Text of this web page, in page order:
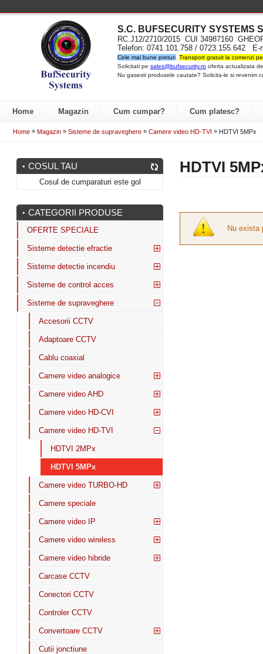
S.C. BUFSECURITY SYSTEMS
RC.J12/2710/2015 CUI 34987160
Telefon: 0741.101.758 / 0723.155.642
Cele mai bune preturi Transport gratuit la comenzi
Solicitati pe sales@bufsecurity.ro oferta actualizata
Nu gasesti produsele cautate? Solicita-le si revenim
Home Magazin Cum cumpar? Cum platesc?
Home » Magazin » Sisteme de supraveghere » Camere video HD-TVI » HDTVI 5MPx
HDTVI
Nu exista
COSUL TAU
Cosul de cumparaturi este gol
CATEGORII PRODUSE
OFERTE SPECIALE
Sisteme detectie efractie
Sisteme detectie incendiu
Sisteme de control acces
Sisteme de supraveghere
Accesorii CCTV
Adaptoare CCTV
Cablu coaxial
Camere video analogice
Camere video AHD
Camere video HD-CVI
Camere video HD-TVI
HDTVI 2MPx
HDTVI 5MPx
Camere video TURBO-HD
Camere speciale
Camere video IP
Camere video wireless
Camere video hibride
Carcase CCTV
Conectori CCTV
Controler CCTV
Convertoare CCTV
Cutii jonctiune